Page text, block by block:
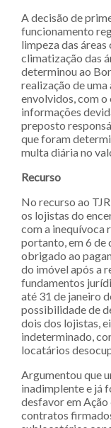
A decisão de
funcionamento
limpeza das
climatização das
determinou ao
realização de
envolvidos, com
informações
preposto
que foram
multa diária no
Recurso
No recurso ao
os lojistas do
com a inequívoca
portanto, em 6 de
obrigado ao
do imóvel após a
fundamentos
até 31 de janeiro
possibilidade de
dois dos lojistas,
indeterminado,
locatários
Argumentou que
inadimplente e já
desfavor em Ação
contratos